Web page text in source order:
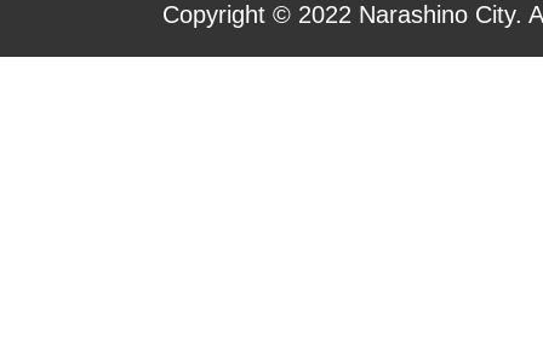
Copyright © 2022 Narashino City.